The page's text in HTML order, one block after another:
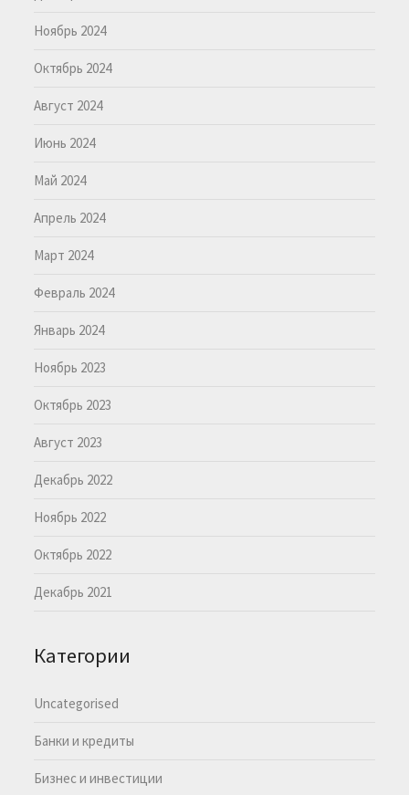
Ноябрь 2024
Октябрь 2024
Август 2024
Июнь 2024
Май 2024
Апрель 2024
Март 2024
Февраль 2024
Январь 2024
Ноябрь 2023
Октябрь 2023
Август 2023
Декабрь 2022
Ноябрь 2022
Октябрь 2022
Декабрь 2021
Категории
Uncategorised
Банки и кредиты
Бизнес и инвестиции